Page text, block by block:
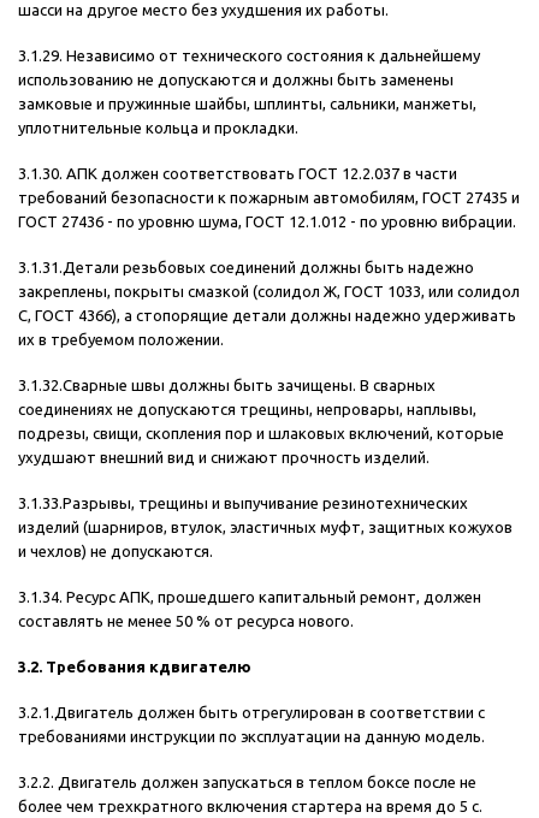
шасси на другое место без ухудшения их работы.
3.1.29. Независимо от технического состояния к дальнейшему
использованию не допускаются и должны быть заменены
замковые и пружинные шайбы, шплинты, сальники, манжеты,
уплотнительные кольца и прокладки.
3.1.30. АПК должен соответствовать ГОСТ 12.2.037 в части
требований безопасности к пожарным автомобилям, ГОСТ 27435 и
ГОСТ 27436 - по уровню шума, ГОСТ 12.1.012 - по уровню вибрации.
3.1.31.Детали резьбовых соединений должны быть надежно
закреплены, покрыты смазкой (солидол Ж, ГОСТ 1033, или солидол
С, ГОСТ 4366), а стопорящие детали должны надежно удерживать
их в требуемом положении.
3.1.32.Сварные швы должны быть зачищены. В сварных
соединениях не допускаются трещины, непровары, наплывы,
подрезы, свищи, скопления пор и шлаковых включений, которые
ухудшают внешний вид и снижают прочность изделий.
3.1.33.Разрывы, трещины и выпучивание резинотехнических
изделий (шарниров, втулок, эластичных муфт, защитных кожухов
и чехлов) не допускаются.
3.1.34. Ресурс АПК, прошедшего капитальный ремонт, должен
составлять не менее 50 % от ресурса нового.
3.2. Требования кдвигателю
3.2.1.Двигатель должен быть отрегулирован в соответствии с
требованиями инструкции по эксплуатации на данную модель.
3.2.2. Двигатель должен запускаться в теплом боксе после не
более чем трехкратного включения стартера на время до 5 с.